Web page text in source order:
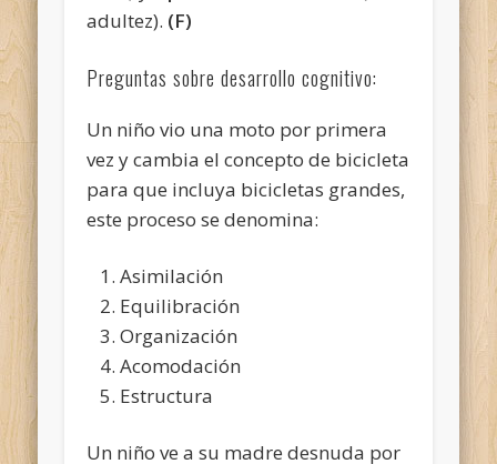
adultez). (F)
Preguntas sobre desarrollo cognitivo:
Un niño vio una moto por primera
vez y cambia el concepto de bicicleta
para que incluya bicicletas grandes,
este proceso se denomina:
Asimilación
Equilibración
Organización
Acomodación
Estructura
Un niño ve a su madre desnuda por